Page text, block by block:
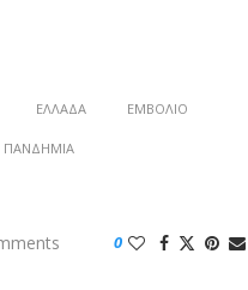
ΕΛΛΆΔΑ ΕΜΒΌΛΙΟ
ΠΑΝΔΗΜΊΑ
0